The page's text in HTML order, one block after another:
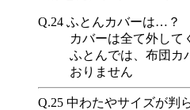
Q.24 ふとんカバーは…？
カバーは全て外して
ふとんでは、布団カ
おりません
Q.25 中わたやサイズが判